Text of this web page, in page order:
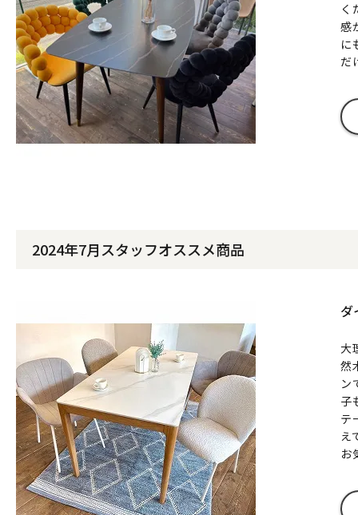
く
感
に
だ
2024年7月スタッフオススメ商品
ダ
大
然
ン
子
テ
え
お